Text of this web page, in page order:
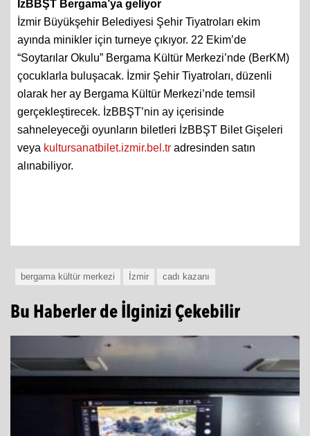
İzBBŞT Bergama’ya geliyor
İzmir Büyükşehir Belediyesi Şehir Tiyatroları ekim
ayında minikler için turneye çıkıyor. 22 Ekim’de
“Soytarılar Okulu” Bergama Kültür Merkezi’nde (BerKM)
çocuklarla buluşacak. İzmir Şehir Tiyatroları, düzenli
olarak her ay Bergama Kültür Merkezi’nde temsil
gerçekleştirecek. İzBBŞT’nin ay içerisinde
sahneleyeceği oyunların biletleri İzBBŞT Bilet Gişeleri
veya kultursanatbilet.izmir.bel.tr adresinden satın
alınabiliyor.
bergama kültür merkezi İzmir cadı kazanı
Bu Haberler de İlginizi Çekebilir